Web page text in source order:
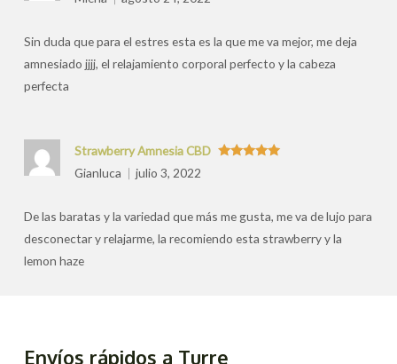
con5
Sin duda que para el estres esta es la que me va mejor, me deja
amnesiado jjjj, el relajamiento corporal perfecto y la cabeza
perfecta
Strawberry Amnesia CBD
Gianluca
julio 3, 2022
De las baratas y la variedad que más me gusta, me va de lujo para
desconectar y relajarme, la recomiendo esta strawberry y la
lemon haze
Envíos rápidos a Turre